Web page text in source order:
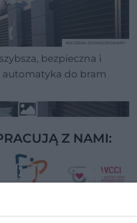
bezpieczna i
automatyka do bram
MATERIAŁ SPONSOROWANY
Z NAMI: